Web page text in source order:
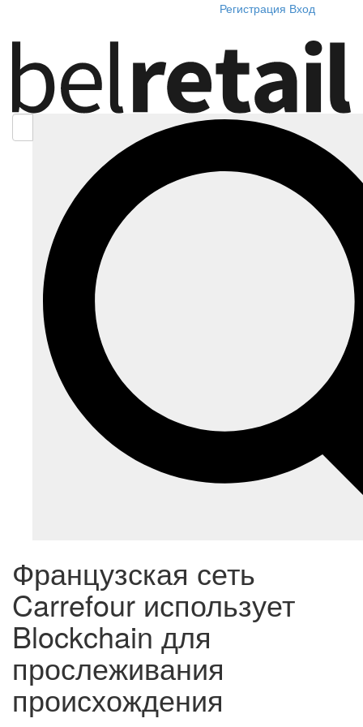
Регистрация Вход
Французская сеть
Carrefour использует
Blockchain для
прослеживания
происхождения